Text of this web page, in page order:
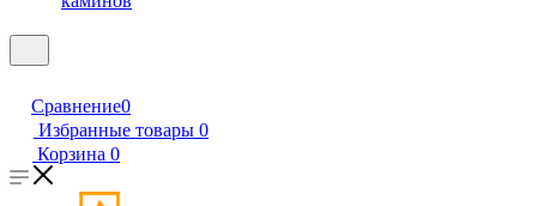
Сравнение0
Избранные товары 0
Корзина 0